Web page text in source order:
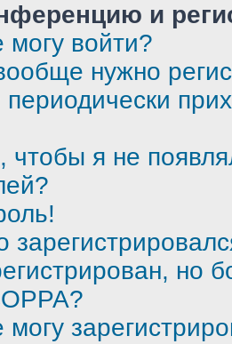
и
войти?
нужно
чтобы я не
но